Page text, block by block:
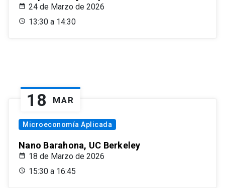
24 de Marzo de 2026
13:30 a 14:30
18 MAR
Microeconomía Aplicada
Nano Barahona, UC Berkeley
18 de Marzo de 2026
15:30 a 16:45